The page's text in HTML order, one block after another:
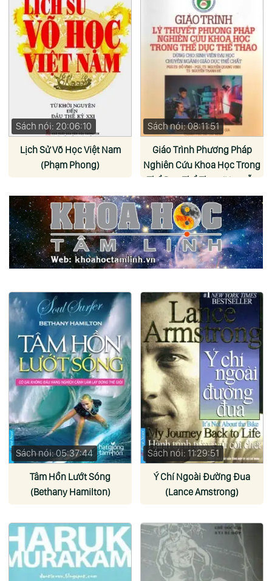
Sách nói: 20:06:10
Lịch Sử Võ Học Việt Nam
(Phạm Phong)
Sách nói: 08:11:51
Giáo Trình Phương Pháp
Nghiên Cứu Khoa Học Trong
Thể Dục Thể Thao (Nguyễn
Tiên Tiến)
Sách nói: 05:37:44
Tâm Hồn Lướt Sóng
(Bethany Hamilton)
Sách nói: 11:29:51
Ý Chí Ngoài Đường Đua
(Lance Amstrong)